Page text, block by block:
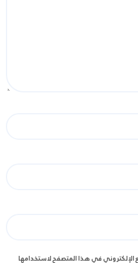
في هذا المتصفح لاستخدامها